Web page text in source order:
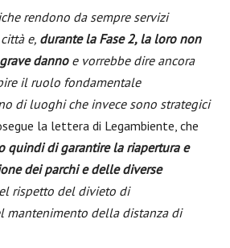
rendono da sempre servizi
e, durante la Fase 2, la loro non
dannoe vorrebbe dire ancora
il ruolo fondamentale
di luoghi che invece sono strategici
la lettera di Legambiente, che
quindi di garantire la riapertura e
dei parchi e delle diverse
rispetto del divieto di
mantenimento della distanza di